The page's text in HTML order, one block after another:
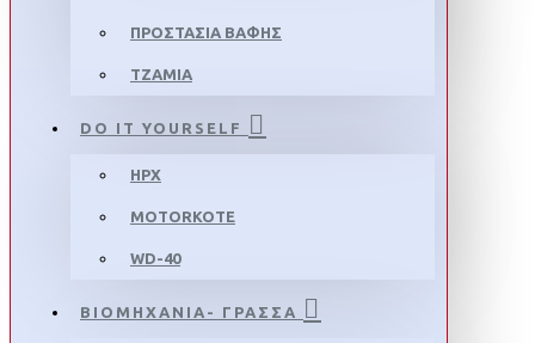
ΠΡΟΣΤΑΣΙΑ ΒΑΦΗΣ
ΤΖΑΜΙΑ
DO IT YOURSELF
HPX
MOTORKOTE
WD-40
ΒΙΟΜΗΧΑΝΙΑ- ΓΡΑΣΣΑ